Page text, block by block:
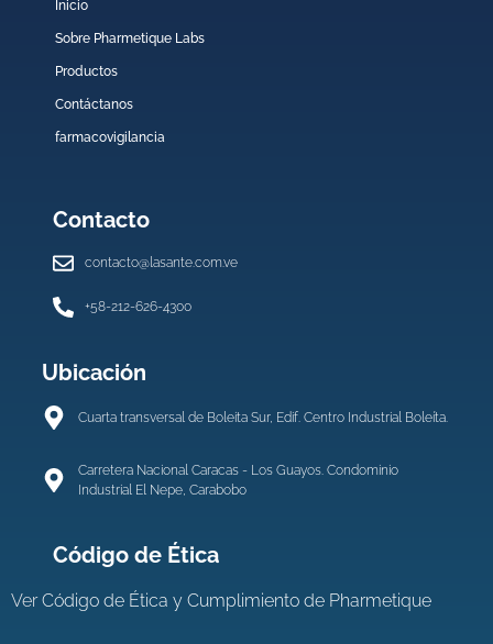
Inicio
Sobre Pharmetique Labs
Productos
Contáctanos
farmacovigilancia
Contacto
contacto@lasante.com.ve
+58-212-626-4300
Ubicación
Cuarta transversal de Boleita Sur, Edif. Centro Industrial Boleíta.
Carretera Nacional Caracas - Los Guayos. Condominio
Industrial El Nepe, Carabobo
Código de Ética
VerCódigo de Ética y Cumplimiento de Pharmetique